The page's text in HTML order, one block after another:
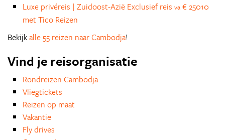
Luxe privéreis | Zuidoost-Azië Exclusief reis va € 25010
met Tico Reizen
Bekijkalle 55 reizen naar Cambodja!
Vind je reisorganisatie
Rondreizen Cambodja
Vliegtickets
Reizen op maat
Vakantie
Fly drives